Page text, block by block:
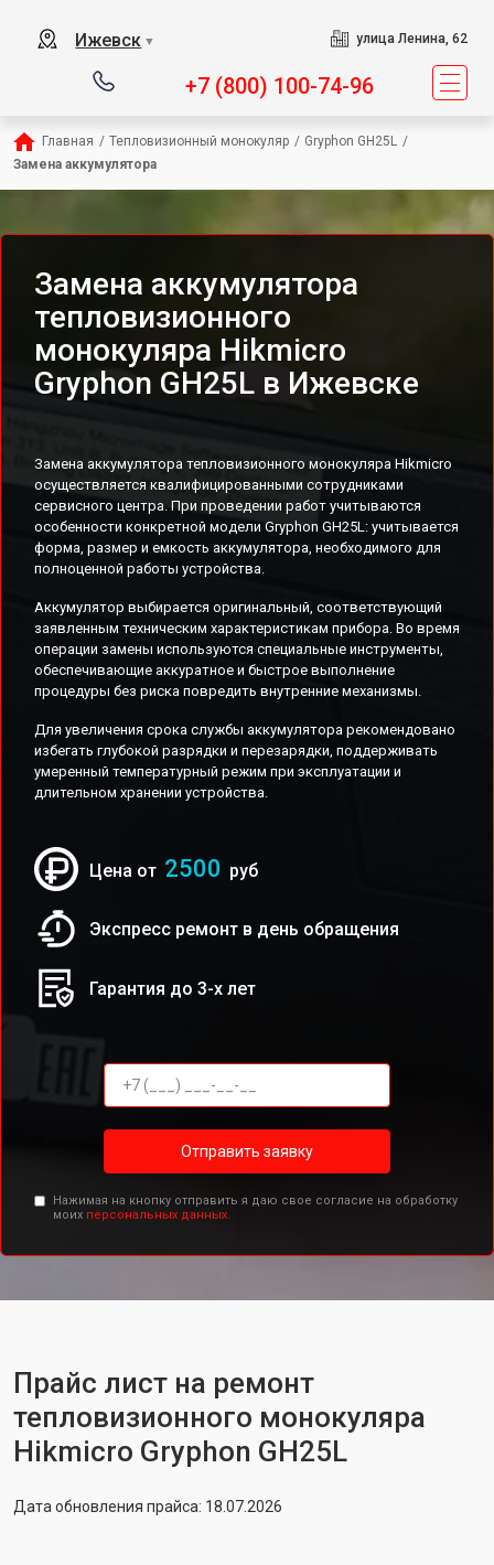
Ижевск ▼ улица Ленина, 62
+7 (800) 100-74-96
Главная / Тепловизионный монокуляр / Gryphon GH25L /
Замена аккумулятора
Замена аккумулятора
тепловизионного
монокуляра Hikmicro
Gryphon GH25L в Ижевске
Замена аккумулятора тепловизионного монокуляра Hikmicro
осуществляется квалифицированными сотрудниками
сервисного центра. При проведении работ учитываются
особенности конкретной модели Gryphon GH25L: учитывается
форма, размер и емкость аккумулятора, необходимого для
полноценной работы устройства.
Аккумулятор выбирается оригинальный, соответствующий
заявленным техническим характеристикам прибора. Во время
операции замены используются специальные инструменты,
обеспечивающие аккуратное и быстрое выполнение
процедуры без риска повредить внутренние механизмы.
Для увеличения срока службы аккумулятора рекомендовано
избегать глубокой разрядки и перезарядки, поддерживать
умеренный температурный режим при эксплуатации и
длительном хранении устройства.
Цена от 2500 руб
Экспресс ремонт в день обращения
Гарантия до 3-х лет
Отправить заявку
Нажимая на кнопку отправить я даю свое согласие на обработку
моих персональных данных.
Прайс лист на ремонт
тепловизионного монокуляра
Hikmicro Gryphon GH25L
Дата обновления прайса: 18.07.2026